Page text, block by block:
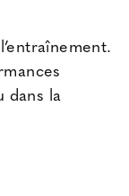
dans la